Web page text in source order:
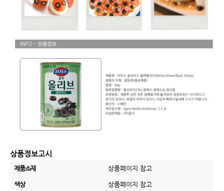
상품정보고시
제품소재 상품페이지 참고
색상 상품페이지 참고